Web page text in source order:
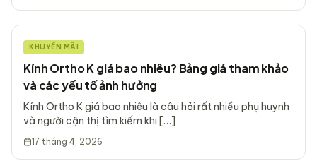
KHUYẾN MÃI
Kính Ortho K giá bao nhiêu? Bảng giá tham khảo
và các yếu tố ảnh hưởng
Kính Ortho K giá bao nhiêu là câu hỏi rất nhiều phụ huynh
và người cận thị tìm kiếm khi […]
17 tháng 4, 2026